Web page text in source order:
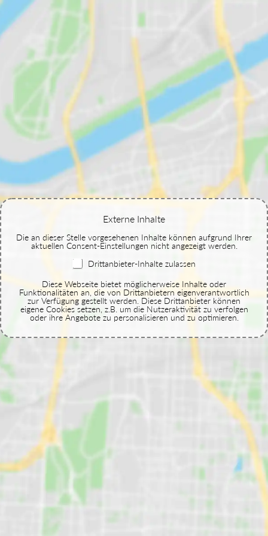
Externe Inhalte
Die an dieser Stelle vorgesehenen Inhalte können aufgrund Ihrer
aktuellen Consent-Einstellungen nicht angezeigt werden.
Drittanbieter-Inhalte zulassen
Diese Webseite bietet möglicherweise Inhalte oder
Funktionalitäten an, die von Drittanbietern eigenverantwortlich
zur Verfügung gestellt werden. Diese Drittanbieter können
eigene Cookies setzen, z.B. um die Nutzeraktivität zu verfolgen
oder ihre Angebote zu personalisieren und zu optimieren.